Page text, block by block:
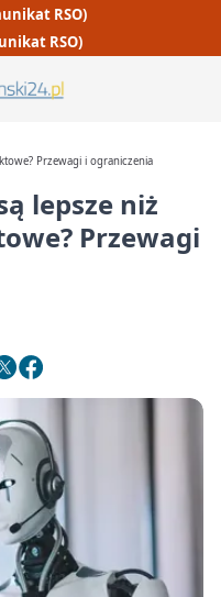
RSO)
RSO)
Przewagi i ograniczenia
lepsze niż
Przewagi